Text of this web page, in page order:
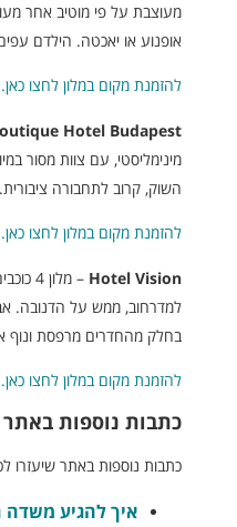
מעוצבת על פי מוטיב אחר
אופנוע או יאכטה. הילדם
להזמנת מקום במלון לחצו כאן.
Hotel Budapest
מינימליסטי, עם צוות מסור
השוק, קרוב לתחבורה
להזמנת מקום במלון לחצו כאן.
Hotel Vision
–
למדרחוב, ממש על הדנובה.
בחלק מהחדרים מרפסת ונוף
להזמנת מקום במלון לחצו כאן.
כתבות נוספות
כתבות נוספות באתר שיעזרו
איך להגיע משדה